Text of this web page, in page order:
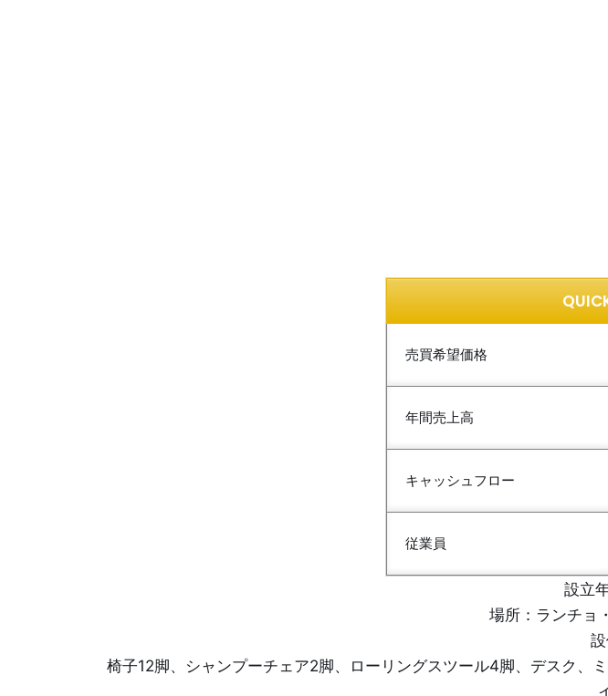
売買希望価格
年間売上高
キャッシュフロー
従業員
設立
場所：ランチョ
設
椅子12脚、シャンプーチェア2脚、ローリングスツール4脚、デスク、